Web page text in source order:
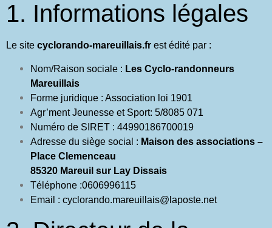
1. Informations légales
Le site cyclorando-mareuillais.fr est édité par :
Nom/Raison sociale : Les Cyclo-randonneurs
Mareuillais
Forme juridique : Association loi 1901
Agr’ment Jeunesse et Sport: 5/8085 071
Numéro de SIRET : 44990186700019
Adresse du siège social : Maison des associations –
Place Clemenceau
85320 Mareuil sur Lay Dissais
Téléphone :0606996115
Email : cyclorando.mareuillais@laposte.net